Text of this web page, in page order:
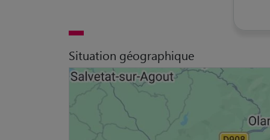
Situation géographique